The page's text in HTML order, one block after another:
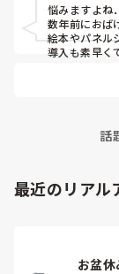
悩みますよね
数年前におば
絵本やパネル
導入も素早く
話
最近のリアル
お盆